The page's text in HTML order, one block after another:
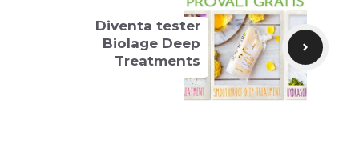
Diventa tester
Biolage Deep
Treatments